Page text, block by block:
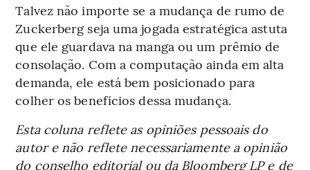
Talvez não importe se a mudança de rumo de
Zuckerberg seja uma jogada estratégica astuta
que ele guardava na manga ou um prêmio de
consolação. Com a computação ainda em alta
demanda, ele está bem posicionado para
colher os benefícios dessa mudança.
Esta coluna reflete as opiniões pessoais do
autor e não reflete necessariamente a opinião
do conselho editorial ou da Bloomberg LP e de